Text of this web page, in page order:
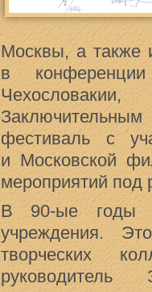
Москвы, а также
в
фестиваль с
и Московской
мероприятий под
В 90-ые годы
учреждения.
творческих